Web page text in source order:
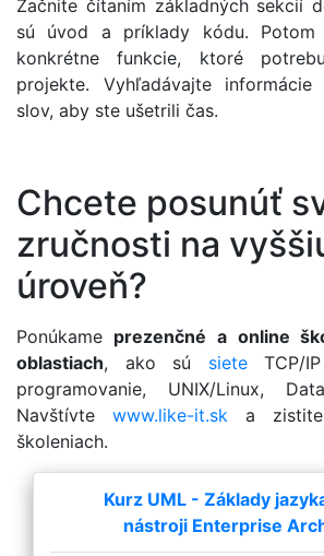
Začnite čítaním základných sekcií
sú úvod a príklady kódu. Potom
konkrétne funkcie, ktoré
projekte. Vyhľadávajte
slov, aby ste ušetrili čas.
​Chcete posunúť
zručnosti na
úroveň?
Ponúkame prezenčné a online
oblastiach, ako sú sieteTCP/
programovanie, UNIX/Linux,
Navštívte www.like-it.sk a
školeniach.
Kurz UML - Základy
nástroji Enterprise